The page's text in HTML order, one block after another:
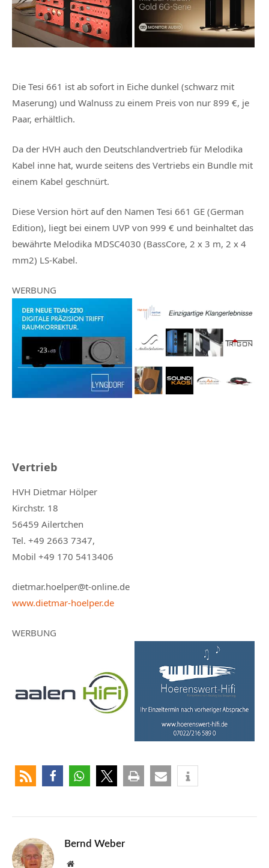
Die Tesi 661 ist ab sofort in Eiche dunkel (schwarz mit
Maserung) und Walnuss zu einem Preis von nur 899 €, je
Paar, erhältlich.
Da der HVH auch den Deutschlandvertrieb für Melodika
Kabel inne hat, wurde seitens des Vertriebs ein Bundle mit
einem Kabel geschnürt.
Diese Version hört auf den Namen Tesi 661 GE (German
Edition), liegt bei einem UVP von 999 € und beinhaltet das
bewährte Melodika MDSC4030 (BassCore, 2 x 3 m, 2 x 4
mm2) LS-Kabel.
WERBUNG
Vertrieb
HVH Dietmar Hölper
Kirchstr. 18
56459 Ailertchen
Tel. +49 2663 7347,
Mobil +49 170 5413406
dietmar.hoelper@t-online.de
www.dietmar-hoelper.de
WERBUNG
Bernd Weber
Website